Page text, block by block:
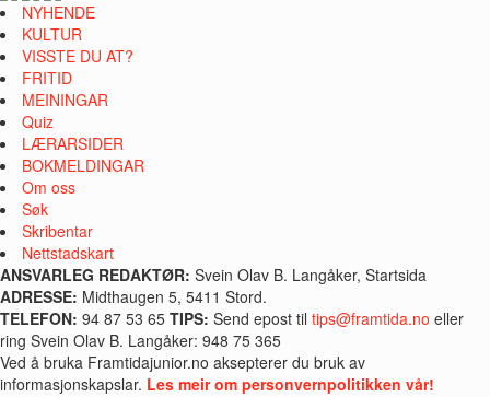
NYHENDE
KULTUR
VISSTE DU AT?
FRITID
MEININGAR
Quiz
LÆRARSIDER
BOKMELDINGAR
Om oss
Søk
Skribentar
Nettstadskart
ANSVARLEG REDAKTØR: Svein Olav B. Langåker, Startsida
ADRESSE: Midthaugen 5, 5411 Stord.
TELEFON: 94 87 53 65 TIPS: Send epost til tips@framtida.no eller
ring Svein Olav B. Langåker: 948 75 365
Ved å bruka Framtidajunior.no aksepterer du bruk av
informasjonskapslar. Les meir om personvernpolitikken vår!